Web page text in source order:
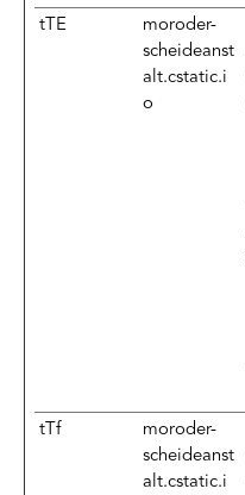
tTE
moroder-
scheideanst
alt.cstatic.i
o
tTf
moroder-
scheideanst
alt.cstatic.i